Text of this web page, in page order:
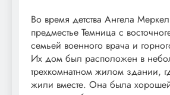
Во время детства Ангела
предместье Темница с
семьей военного врача и
Их дом был расположен в
трехкомнатном жилом здании,
жили вместе. Она была